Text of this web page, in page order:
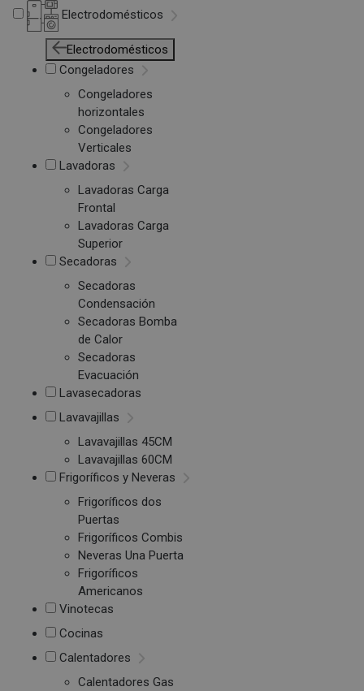
Electrodomésticos
Electrodomésticos
Congeladores
Congeladores
horizontales
Congeladores
Verticales
Lavadoras
Lavadoras Carga
Frontal
Lavadoras Carga
Superior
Secadoras
Secadoras
Condensación
Secadoras Bomba
de Calor
Secadoras
Evacuación
Lavasecadoras
Lavavajillas
Lavavajillas 45CM
Lavavajillas 60CM
Frigoríficos y Neveras
Frigoríficos dos
Puertas
Frigoríficos Combis
Neveras Una Puerta
Frigoríficos
Americanos
Vinotecas
Cocinas
Calentadores
Calentadores Gas